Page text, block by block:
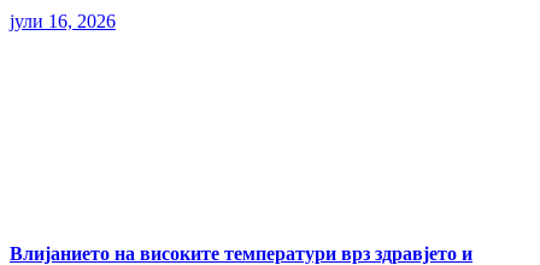
јули 16, 2026
Влијанието на високите температури врз здравјето и